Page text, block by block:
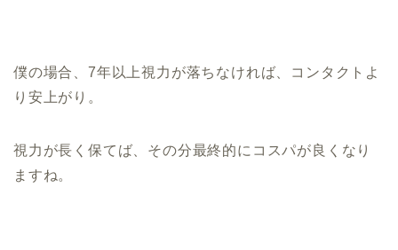
僕の場合、7年以上視力が落ちなければ、コンタクトよ
り安上がり。
視力が長く保てば、その分最終的にコスパが良くなり
ますね。